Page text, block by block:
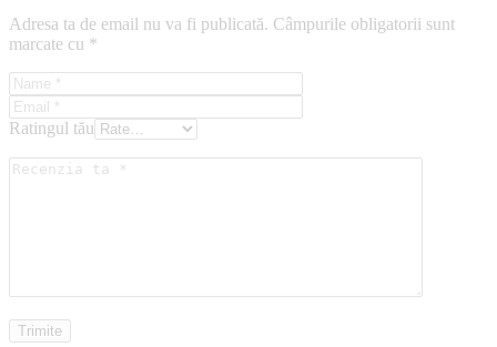
Adresa ta de email nu va fi publicată. Câmpurile obligatorii sunt
marcate cu *
Ratingul tău